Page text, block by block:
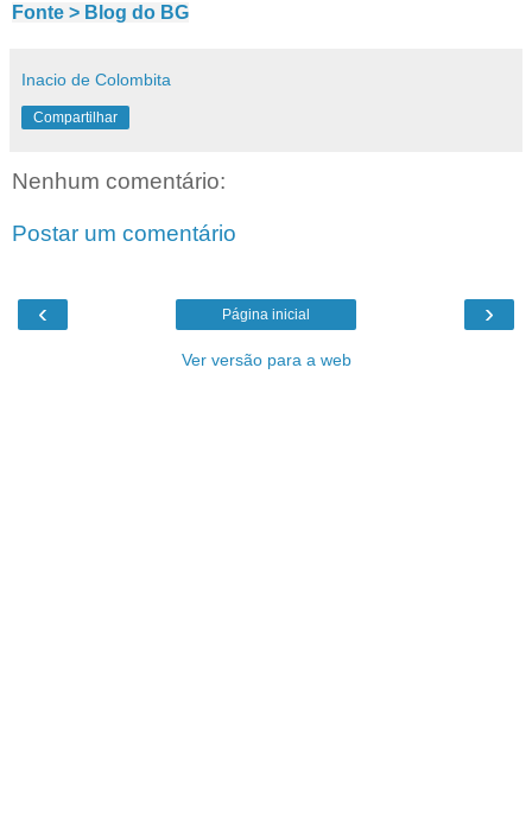
Fonte > Blog do BG
Inacio de Colombita
Compartilhar
Nenhum comentário:
Postar um comentário
‹ ›
Página inicial
Ver versão para a web